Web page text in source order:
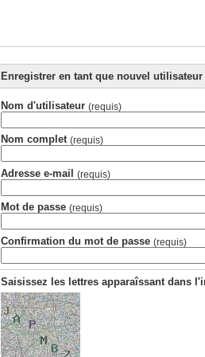
Enregistrer en tant que nouvel utilisateur
Nom d'utilisateur (requis)
Nom complet (requis)
Adresse e-mail (requis)
Mot de passe (requis)
Confirmation du mot de passe (requis)
Saisissez les lettres apparaîssant dans